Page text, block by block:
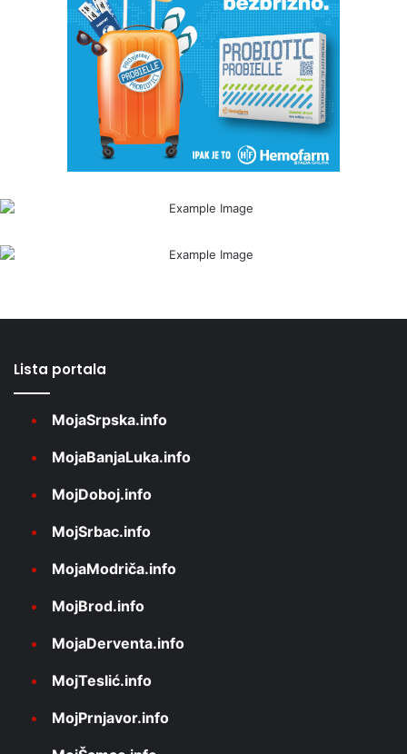
Lista portala
MojaSrpska.info
MojaBanjaLuka.info
MojDoboj.info
MojSrbac.info
MojaModriča.info
MojBrod.info
MojaDerventa.info
MojTeslić.info
MojPrnjavor.info